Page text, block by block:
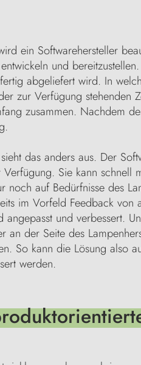
ein Softwarehersteller
und
abgeliefert wird. In
zur Verfügung stehenden
zusammen. Nachdem
sieht das anders aus. Der
Sie kann schnell
noch auf Bedürfnisse des
im Vorfeld Feedback von
angepasst und verbessert.
an der Seite des
So kann die Lösung also
werden.